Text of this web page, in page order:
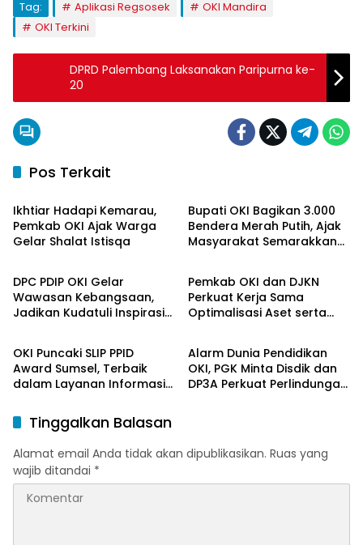
Tag: Aplikasi Regsosek
OKI Mandira
OKI Terkini
DPRD Palembang Laksanakan Paripurna ke-
20
Pos Terkait
OKI Maju Bersama
Ikhtiar Hadapi Kemarau,
Pemkab OKI Ajak Warga
Gelar Shalat Istisqa
Bupati OKI Bagikan 3.000
Bendera Merah Putih, Ajak
Masyarakat Semarakkan
OKI Maju Bersama
DPC PDIP OKI Gelar
Wawasan Kebangsaan,
Jadikan Kudatuli Inspirasi
OKI Maju Bersama
Pemkab OKI dan DJKN
Perkuat Kerja Sama
Optimalisasi Aset serta
OKI Maju Bersama
OKI Puncaki SLIP PPID
Award Sumsel, Terbaik
dalam Layanan Informasi
OKI Maju Bersama
Alarm Dunia Pendidikan
OKI, PGK Minta Disdik dan
DP3A Perkuat Perlindungan
Tinggalkan Balasan
Alamat email Anda tidak akan dipublikasikan. Ruas yang
wajib ditandai *